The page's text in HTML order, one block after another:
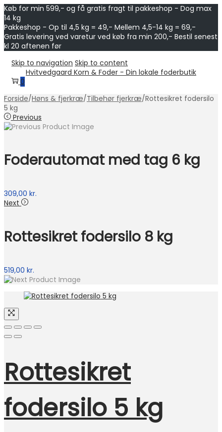
Køb for min 599,- og få gratis fragt til pakkeshop - Dog max
14 kg
Pakkeshop - Op til 4,5 kg = 49,- Mellem 4,5-14 kg = 69,-
Gratis levering ved varetur ved køb fra min 200,- Bestil senest
kl 20 aftenen før
Skip to navigation Skip to content
Hvitvedgaard Korn & Foder - Din lokale foderbutik
0
Forside/Høns & fjerkræ/Tilbehør fjerkræ/Rottesikret fodersilo
5 kg
Previous
Foderautomat med tag 6 kg
309,00 kr.
Next
Rottesikret fodersilo 8 kg
519,00 kr.
Rottesikret
fodersilo 5 kg